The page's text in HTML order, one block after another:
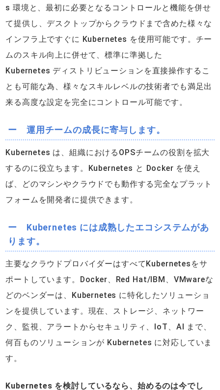
s 環境と、最初に必要となるコントロールと機能を併せ
て提供し、デスクトップからクラウドまで含めた様々な
インフラ上ですぐに Kubernetes を使用可能です。チー
ムのスキル向上に併せて、標準に準拠した
Kubernetes ディストリビューションを直接操作するこ
とも可能な為、様々なスキルレベルの技術者でも満足出
来る高度な設定を完全にコントロール可能です。
ー 運用チームの成長に寄与します。
Kubernetes は、組織におけるOPSチームの役割を拡大
するのに役立ちます。Kubernetes と Docker を使え
ば、どのマシンやクラウドでも動作する完全なプラット
フォームを開発者に提供できます。
ー Kubernetes には成熟したエコシステムがあ
ります。
主要なクラウドプロバイダーはすべてKubernetesをサ
ポートしています。Docker、Red Hat/IBM、VMwareな
どのベンダーは、Kubernetes に特化したソリューショ
ンを提供しています。現在、ストレージ、ネットワー
ク、監視、アラートからセキュリティ、IoT、AI まで、
何百ものソリューションが Kubernetes に対応していま
す。
Kubernetes を検討しているなら、始めるのは今でし